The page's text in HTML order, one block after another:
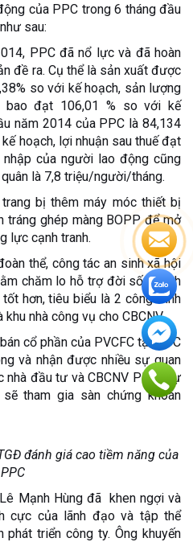
của PPC trong 6 tháng đầu
sau:
PPC đã nổ lực và đã hoàn
đề ra. Cụ thể là sản xuất được
so với kế hoạch, sản lượng
bao đạt 106,01 % so với kế
năm 2014 của PPC là 84,134
hoạch, lợi nhuận sau thuế đạt
của người lao động cũng
là 7,8 triệu/người/tháng.
bị thêm máy móc thiết bị
tráng ghép màng BOPP để mở
lực cạnh tranh.
thể, công tác an sinh xã hội
chăm lo hỗ trợ đời sống tinh
hơn, tiêu biểu là 2 công trình
nhà công vụ cho CBCNV.
cổ phần của PVCFC tại PPC
và nhận được nhiều sự quan
nhà đầu tư và CBCNV PPC. Dự
tham gia sàn chứng khoán
đánh giá cao tiềm năng của
PPC
Mạnh Hùng đã khen ngợi và
cực của lãnh đạo và tập thể
phát triển công ty. Ông khuyến